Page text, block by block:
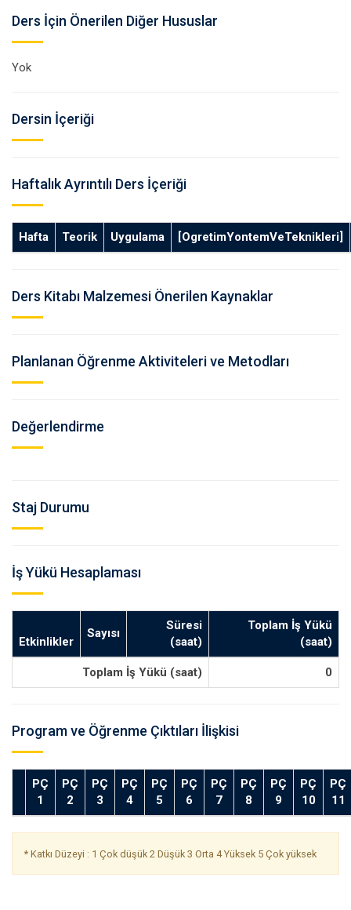
Ders İçin Önerilen Diğer Hususlar
Yok
Dersin İçeriği
Haftalık Ayrıntılı Ders İçeriği
Hafta Teorik Uygulama [OgretimYontemVeTeknikleri]
Ders Kitabı Malzemesi Önerilen Kaynaklar
Planlanan Öğrenme Aktiviteleri ve Metodları
Değerlendirme
Staj Durumu
İş Yükü Hesaplaması
Etkinlikler
Sayısı
Süresi
(saat)
Toplam İş Yükü
(saat)
Toplam İş Yükü (saat) 0
Program ve Öğrenme Çıktıları İlişkisi
PÇ
1
PÇ
2
PÇ
3
PÇ
4
PÇ
5
PÇ
6
PÇ
7
PÇ
8
PÇ
9
PÇ
10
PÇ
11
* Katkı Düzeyi : 1 Çok düşük 2 Düşük 3 Orta 4 Yüksek 5 Çok yüksek